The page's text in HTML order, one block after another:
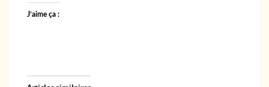
J’aime ça :